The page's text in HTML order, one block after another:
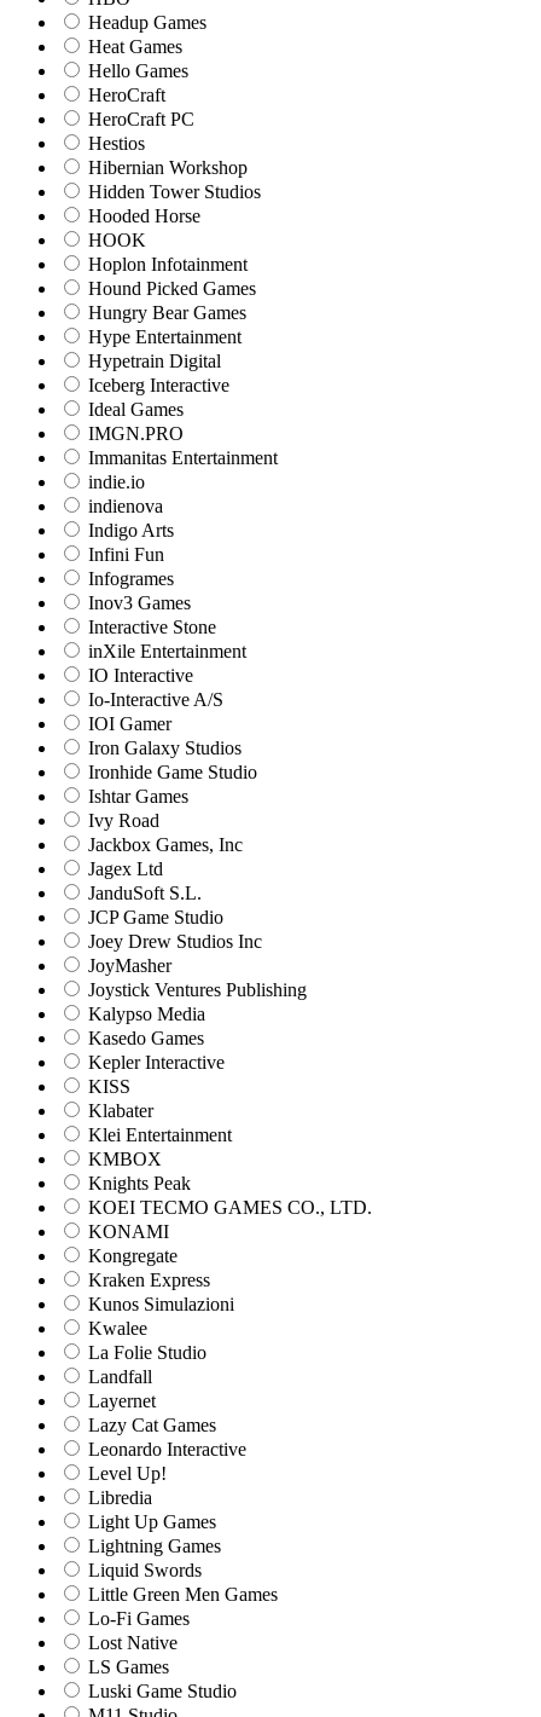
Headup Games
Heat Games
Hello Games
HeroCraft
HeroCraft PC
Hestios
Hibernian Workshop
Hidden Tower Studios
Hooded Horse
HOOK
Hoplon Infotainment
Hound Picked Games
Hungry Bear Games
Hype Entertainment
Hypetrain Digital
Iceberg Interactive
Ideal Games
IMGN.PRO
Immanitas Entertainment
indie.io
indienova
Indigo Arts
Infini Fun
Infogrames
Inov3 Games
Interactive Stone
inXile Entertainment
IO Interactive
Io-Interactive A/S
IOI Gamer
Iron Galaxy Studios
Ironhide Game Studio
Ishtar Games
Ivy Road
Jackbox Games, Inc
Jagex Ltd
JanduSoft S.L.
JCP Game Studio
Joey Drew Studios Inc
JoyMasher
Joystick Ventures Publishing
Kalypso Media
Kasedo Games
Kepler Interactive
KISS
Klabater
Klei Entertainment
KMBOX
Knights Peak
KOEI TECMO GAMES CO., LTD.
KONAMI
Kongregate
Kraken Express
Kunos Simulazioni
Kwalee
La Folie Studio
Landfall
Layernet
Lazy Cat Games
Leonardo Interactive
Level Up!
Libredia
Light Up Games
Lightning Games
Liquid Swords
Little Green Men Games
Lo-Fi Games
Lost Native
LS Games
Luski Game Studio